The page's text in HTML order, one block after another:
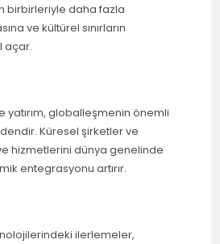
birbirleriyle daha fazla
ve kültürel sınırların
açar.
yatırım, globalleşmenin önemli
Küresel şirketler ve
hizmetlerini dünya genelinde
entegrasyonu artırır.
ilerlemeler,